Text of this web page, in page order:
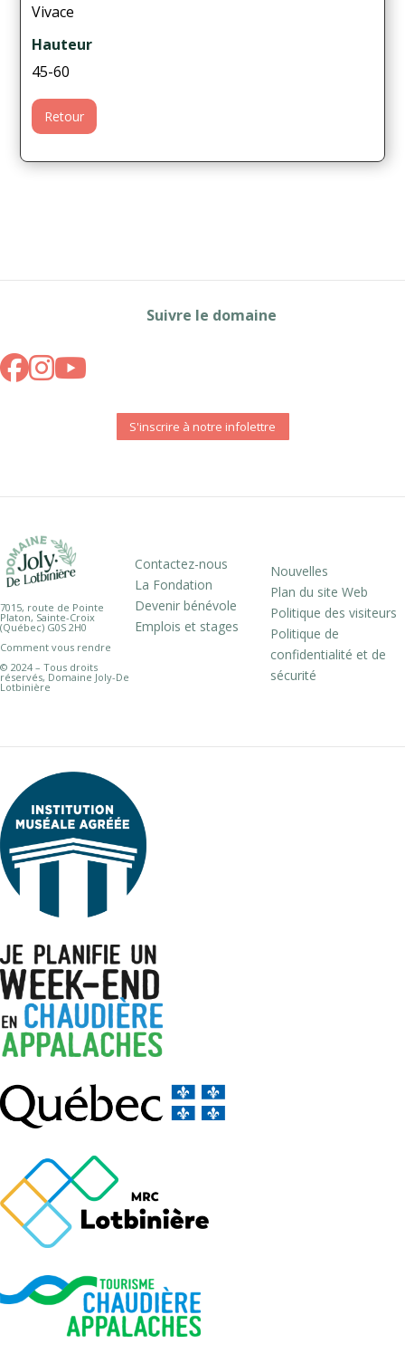
Vivace
Hauteur
45-60
Retour
Suivre le domaine
S'inscrire à notre infolettre
7015, route de Pointe
Platon, Sainte-Croix
(Québec) G0S 2H0
Comment vous rendre
© 2024 – Tous droits
réservés, Domaine Joly-De
Lotbinière
Contactez-nous
La Fondation
Devenir bénévole
Emplois et stages
Nouvelles
Plan du site Web
Politique des visiteurs
Politique de
confidentialité et de
sécurité